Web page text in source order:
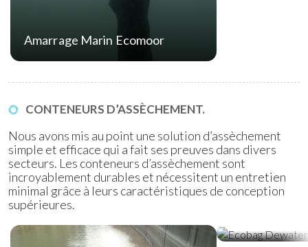
Amarrage Marin Ecomoor
CONTENEURS D’ASSÈCHEMENT.
Nous avons mis au point une solution d’assèchement
simple et efficace qui a fait ses preuves dans divers
secteurs. Les conteneurs d’assèchement sont
incroyablement durables et nécessitent un entretien
minimal grâce à leurs caractéristiques de conception
supérieures.